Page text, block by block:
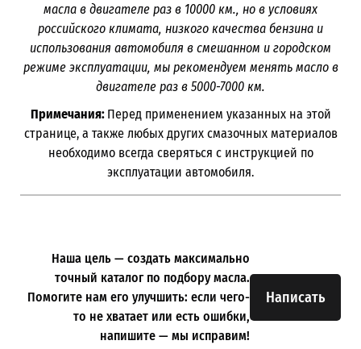
масла в двигателе раз в 10000 км., но в условиях
российского климата, низкого качества бензина и
использования автомобиля в смешанном и городском
режиме эксплуатации, мы рекомендуем менять масло в
двигателе раз в 5000-7000 км.
Примечания: Перед применением указанных на этой
странице, а также любых других смазочных материалов
необходимо всегда сверяться с инструкцией по
эксплуатации автомобиля.
Написать
Наша цель — создать максимально
точный каталог по подбору масла.
Помогите нам его улучшить: если чего-
то не хватает или есть ошибки,
напишите — мы исправим!